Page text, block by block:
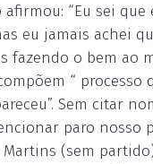
“Eu sei
eu jamais achei
o bem ao
“ processo
Sem citar
paro
Martins (sem